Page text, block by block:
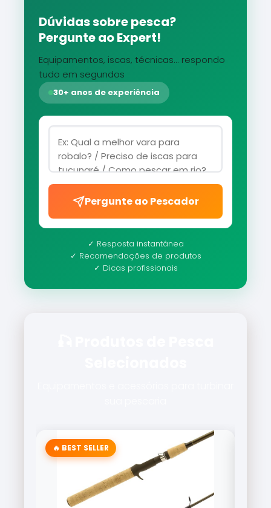
Dúvidas sobre pesca?
Pergunte ao Expert!
Equipamentos, iscas, técnicas... respondo
tudo em segundos
30+ anos de experiência
Pergunte ao Pescador
✓ Resposta instantânea
✓ Recomendações de produtos
✓ Dicas profissionais
🔥 BEST SELLER